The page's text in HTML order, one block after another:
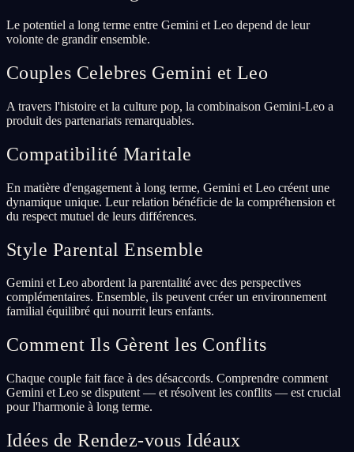
Le potentiel a long terme entre Gemini et Leo depend de leur
volonte de grandir ensemble.
Couples Celebres Gemini et Leo
A travers l'histoire et la culture pop, la combinaison Gemini-Leo a
produit des partenariats remarquables.
Compatibilité Maritale
En matière d'engagement à long terme, Gemini et Leo créent une
dynamique unique. Leur relation bénéficie de la compréhension et
du respect mutuel de leurs différences.
Style Parental Ensemble
Gemini et Leo abordent la parentalité avec des perspectives
complémentaires. Ensemble, ils peuvent créer un environnement
familial équilibré qui nourrit leurs enfants.
Comment Ils Gèrent les Conflits
Chaque couple fait face à des désaccords. Comprendre comment
Gemini et Leo se disputent — et résolvent les conflits — est crucial
pour l'harmonie à long terme.
Idées de Rendez-vous Idéaux